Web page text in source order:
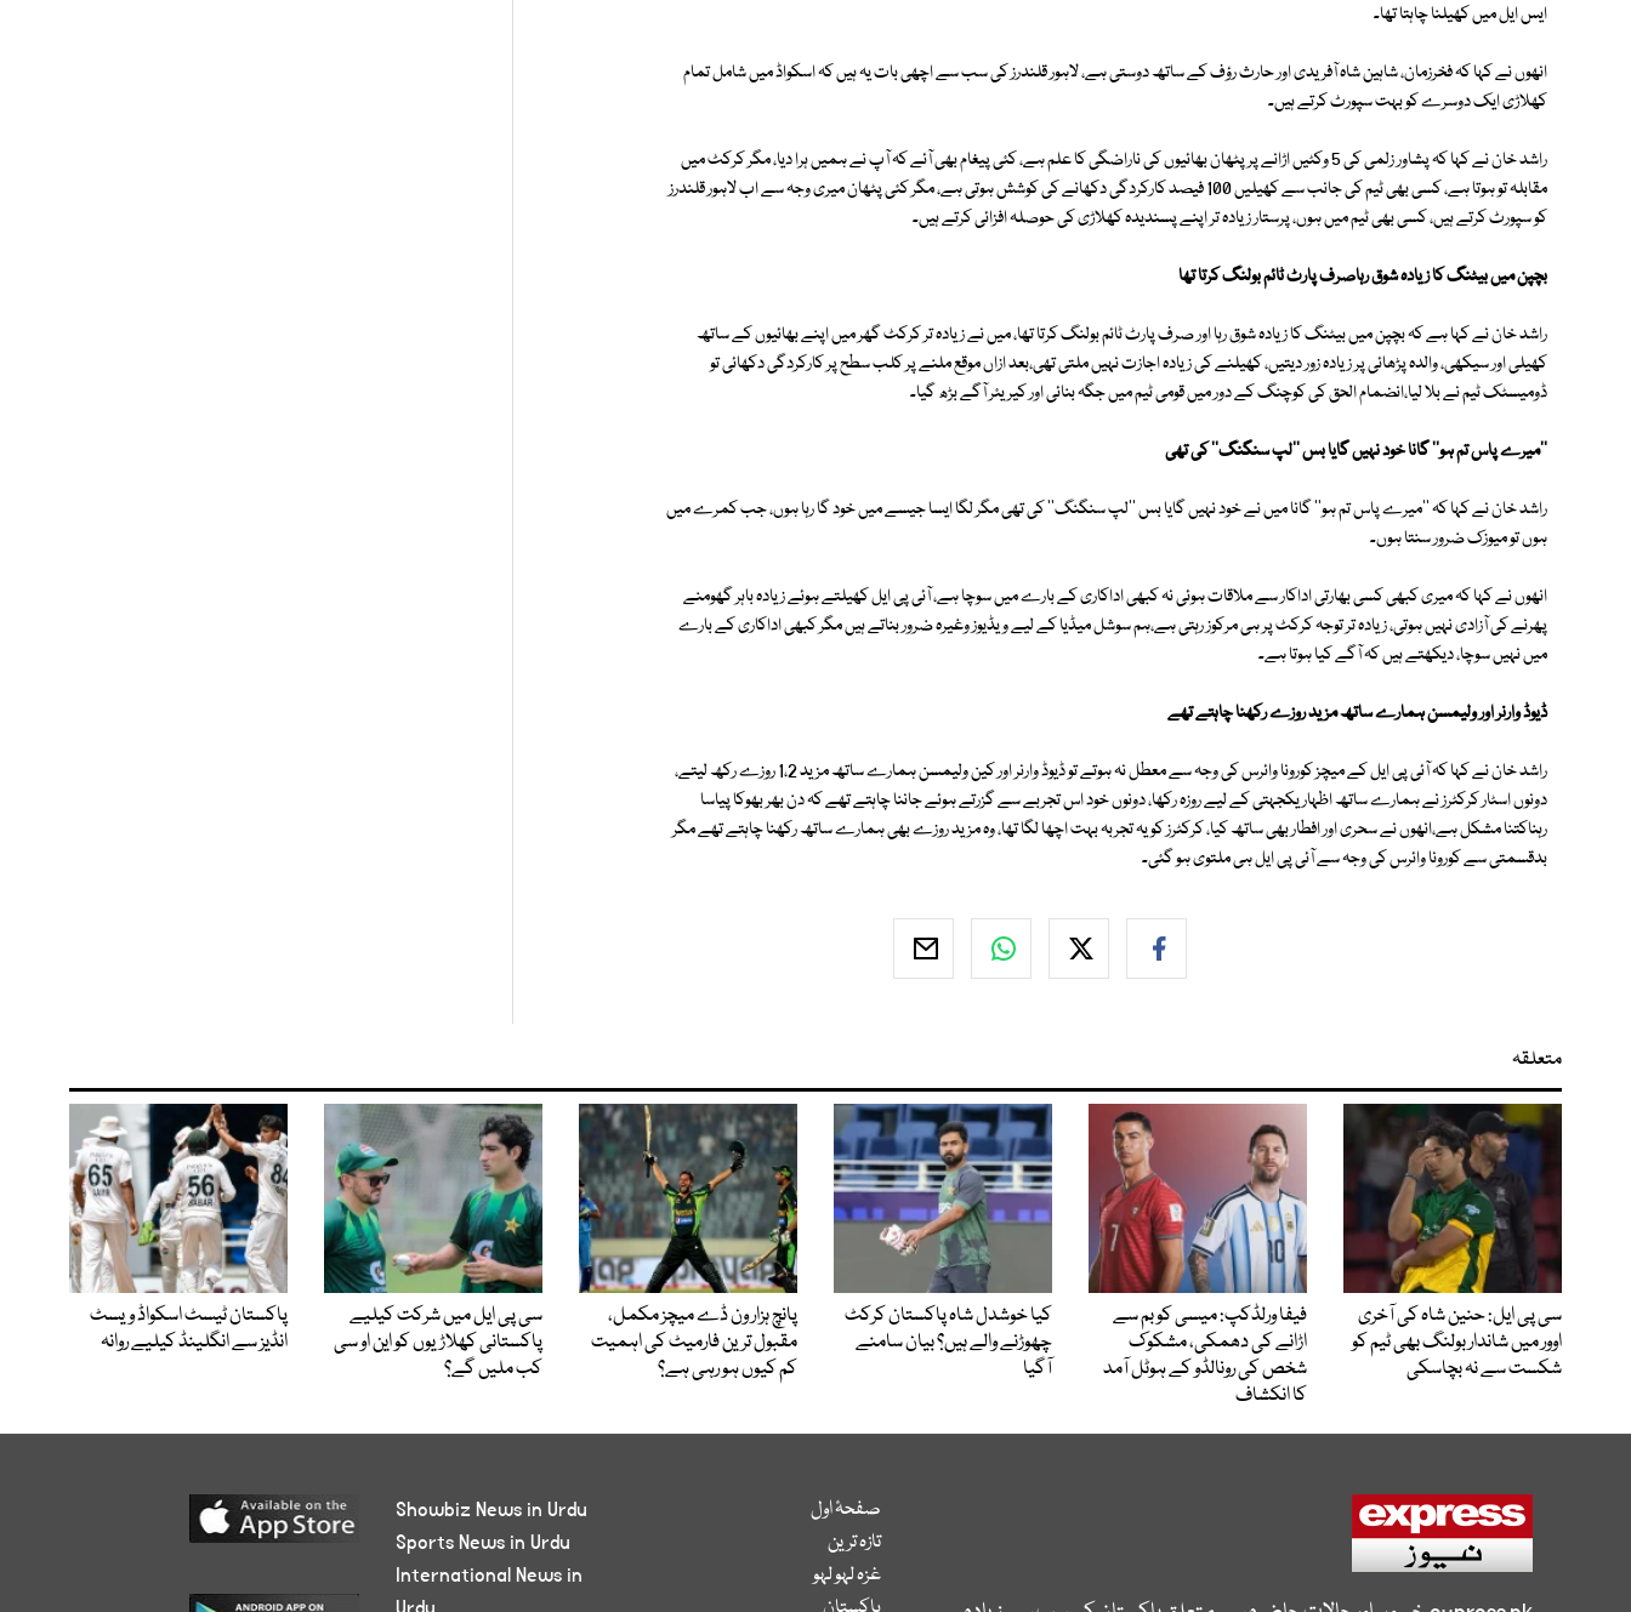
ایس ایل میں کھیلنا چاہتا تھا۔
انھوں نے کہا کہ فخرزمان، شاہین شاہ آفریدی اور حارث رؤف کے ساتھ دوستی ہے، لاہور قلندرز کی سب سے اچھی بات یہ ہیں کہ اسکواڈ میں شامل تمام
کھلاڑی ایک دوسرے کو بہت سپورٹ کرتے ہیں۔
راشد خان نے کہا کہ پشاور زلمی کی 5 وکٹیں اڑانے پر پٹھان بھائیوں کی ناراضگی کا علم ہے، کئی پیغام بھی آئے کہ آپ نے ہمیں ہرا دیا، مگر کرکٹ میں
مقابلہ تو ہوتا ہے، کسی بھی ٹیم کی جانب سے کھیلیں 100 فیصد کارکردگی دکھانے کی کوشش ہوتی ہے، مگر کئی پٹھان میری وجہ سے اب لاہور قلندرز
کو سپورٹ کرتے ہیں، کسی بھی ٹیم میں ہوں، پرستار زیادہ تر اپنے پسندیدہ کھلاڑی کی حوصلہ افزائی کرتے ہیں۔
بچپن میں بیٹنگ کا زیادہ شوق رہاصرف پارٹ ٹائم بولنگ کرتا تھا
راشد خان نے کہا ہے کہ بچپن میں بیٹنگ کا زیادہ شوق رہا اور صرف پارٹ ٹائم بولنگ کرتا تھا، میں نے زیادہ تر کرکٹ گھر میں اپنے بھائیوں کے ساتھ
کھیلی اور سیکھی، والدہ پڑھائی پر زیادہ زور دیتیں، کھیلنے کی زیادہ اجازت نہیں ملتی تھی،بعد ازاں موقع ملنے پر کلب سطح پر کارکردگی دکھائی تو
ڈومیسٹک ٹیم نے بلا لیا،انضمام الحق کی کوچنگ کے دور میں قومی ٹیم میں جگہ بنائی اور کیریئر آگے بڑھ گیا۔
''میرے پاس تم ہو'' گانا خود نہیں گایا بس ''لپ سنگنگ'' کی تھی
راشد خان نے کہا کہ ''میرے پاس تم ہو'' گانا میں نے خود نہیں گایا بس ''لپ سنگنگ'' کی تھی مگر لگا ایسا جیسے میں خود گا رہا ہوں، جب کمرے میں
ہوں تو میوزک ضرور سنتا ہوں۔
انھوں نے کہا کہ میری کبھی کسی بھارتی اداکار سے ملاقات ہوئی نہ کبھی اداکاری کے بارے میں سوچا ہے، آئی پی ایل کھیلتے ہوئے زیادہ باہر گھومنے
پھرنے کی آزادی نہیں ہوتی، زیادہ تر توجہ کرکٹ پر ہی مرکوز رہتی ہے،ہم سوشل میڈیا کے لیے ویڈیوز وغیرہ ضرور بناتے ہیں مگر کبھی اداکاری کے بارے
میں نہیں سوچا، دیکھتے ہیں کہ آگے کیا ہوتا ہے۔
ڈیوڈ وارنر اور ولیمسن ہمارے ساتھ مزید روزے رکھنا چاہتے تھے
راشد خان نے کہا کہ آئی پی ایل کے میچز کورونا وائرس کی وجہ سے معطل نہ ہوتے تو ڈیوڈ وارنر اور کین ولیمسن ہمارے ساتھ مزید 1،2 روزے رکھ لیتے،
دونوں اسٹار کرکٹرز نے ہمارے ساتھ اظہار یکجہتی کے لیے روزہ رکھا، دونوں خود اس تجربے سے گزرتے ہوئے جاننا چاہتے تھے کہ دن بھر بھوکا پیاسا
رہناکتنا مشکل ہے،انھوں نے سحری اور افطار بھی ساتھ کیا، کرکٹرز کو یہ تجربہ بہت اچھا لگا تھا، وہ مزید روزے بھی ہمارے ساتھ رکھنا چاہتے تھے مگر
بدقسمتی سے کورونا وائرس کی وجہ سے آئی پی ایل ہی ملتوی ہو گئی۔
متعلقہ
سی پی ایل: حنین شاہ کی آخری
اوور میں شاندار بولنگ بھی ٹیم کو
شکست سے نہ بچاسکی
فیفا ورلڈکپ: میسی کو بم سے
اڑانے کی دھمکی، مشکوک
شخص کی رونالڈو کے ہوٹل آمد
کا انکشاف
کیا خوشدل شاہ پاکستان کرکٹ
چھوڑنے والے ہیں؟ بیان سامنے
آگیا
پانچ ہزار ون ڈے میچز مکمل،
مقبول ترین فارمیٹ کی اہمیت
کم کیوں ہو رہی ہے؟
سی پی ایل میں شرکت کیلیے
پاکستانی کھلاڑیوں کو این او سی
کب ملیں گے؟
پاکستان ٹیسٹ اسکواڈ ویسٹ
انڈیز سے انگلینڈ کیلیے روانہ
صفحۂ اول
تازہ ترین
غزہ لہو لہو
Showbiz News in Urdu
Sports News in Urdu
International News in